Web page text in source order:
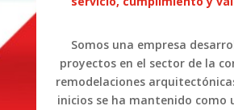
Somos una empresa
proyectos en el sector de la
remodelaciones
inicios se ha mantenido como